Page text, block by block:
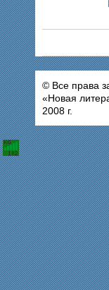
© Все права
«Новая
2008 г.